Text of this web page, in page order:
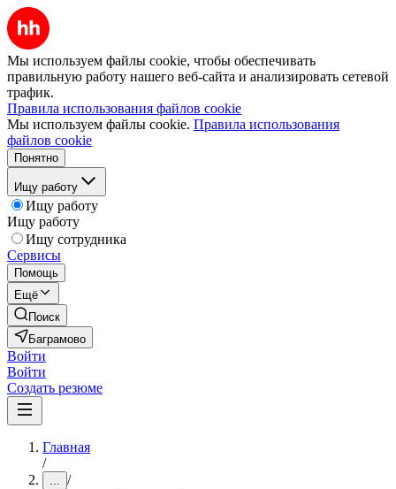
Мы используем файлы cookie, чтобы обеспечивать
правильную работу нашего веб-сайта и анализировать сетевой
трафик.
Правила использования файлов cookie
Мы используем файлы cookie. Правила использования
файлов cookie
Понятно
Ищу работу
Ищу работу
Ищу работу
Ищу сотрудника
Сервисы
Помощь
Ещё
Поиск
Баграмово
Войти
Войти
Создать резюме
Главная
/
... /